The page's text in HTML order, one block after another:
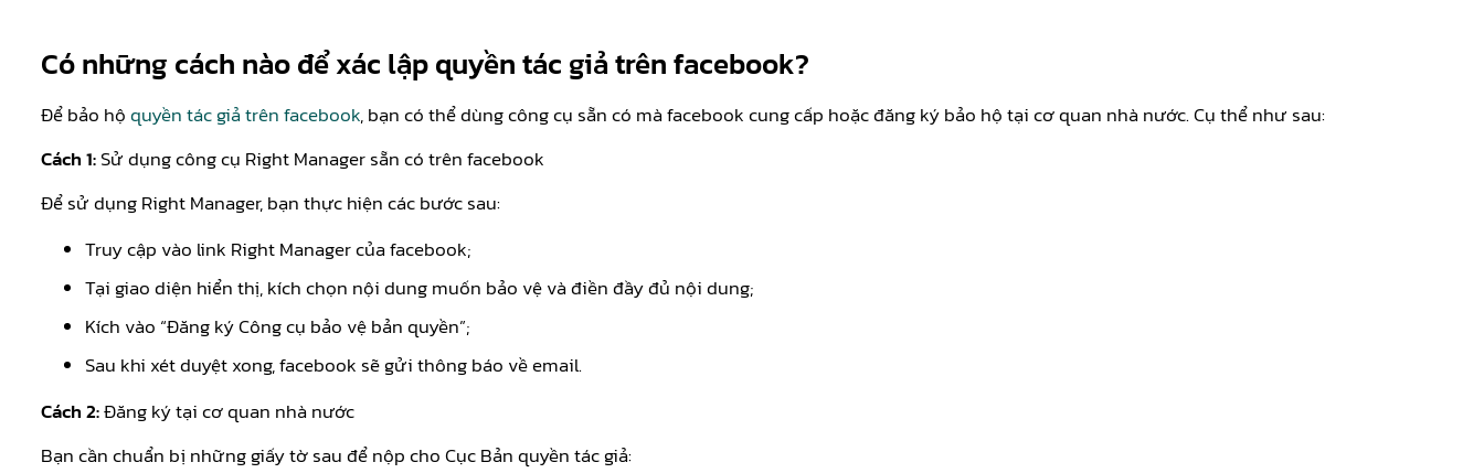
Có những cách nào để xác lập quyền tác giả trên facebook?
Để bảo hộquyền tác giả trên facebook, bạn có thể dùng công cụ sẵn có mà facebook cung cấp hoặc đăng ký bảo hộ tại cơ quan nhà nước. Cụ thể như sau:
Cách 1:Sử dụng công cụ Right Manager sẵn có trên facebook
Để sử dụng Right Manager, bạn thực hiện các bước sau:
Truy cập vào link Right Manager của facebook;
Tại giao diện hiển thị, kích chọn nội dung muốn bảo vệ và điền đầy đủ nội dung;
Kích vào “Đăng ký Công cụ bảo vệ bản quyền”;
Sau khi xét duyệt xong, facebook sẽ gửi thông báo về email.
Cách 2:Đăng ký tại cơ quan nhà nước
Bạn cần chuẩn bị những giấy tờ sau để nộp cho Cục Bản quyền tác giả: